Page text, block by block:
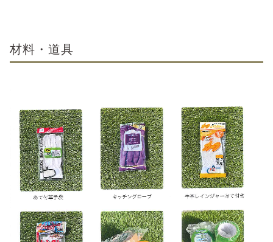
材料・道具